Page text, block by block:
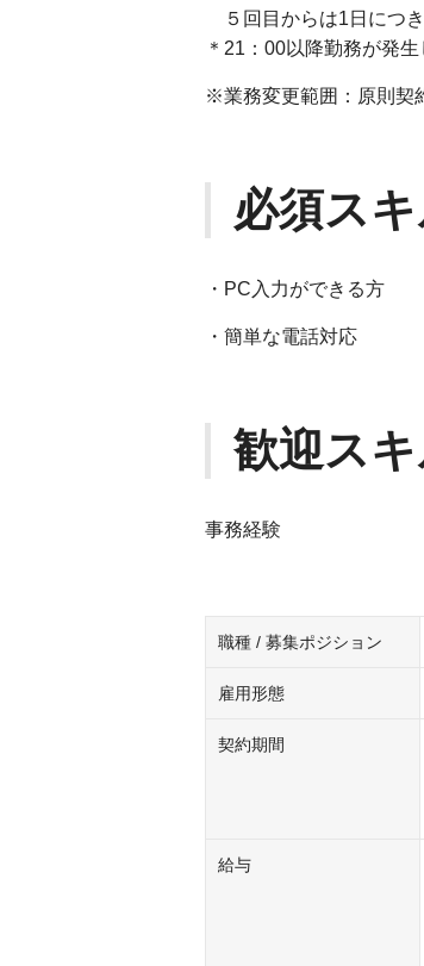
５回目からは1日につき
＊21：00以降勤務が発
※業務変更範囲：原則契
必須ス
・PC入力ができる方
・簡単な電話対応
歓迎ス
事務経験
職種 / 募集ポジション
雇用形態
契約期間
給与